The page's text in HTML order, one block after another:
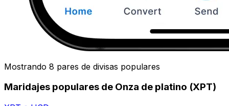
Mostrando 8 pares de divisas populares
Maridajes populares de Onza de platino (XPT)